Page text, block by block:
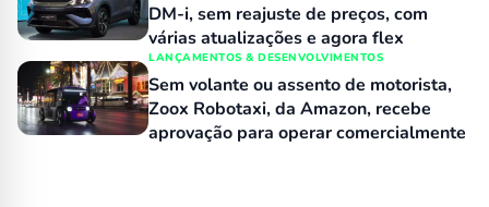
DM-i, sem reajuste de preços, com
várias atualizações e agora flex
LANÇAMENTOS & DESENVOLVIMENTOS
Sem volante ou assento de motorista,
Zoox Robotaxi, da Amazon, recebe
aprovação para operar comercialmente